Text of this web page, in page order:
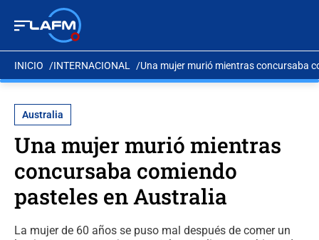
INICIO INTERNACIONAL Una mujer murió mientras concursaba
Australia
Una mujer murió mientras
concursaba comiendo
pasteles en Australia
La mujer de 60 años se puso mal después de comer un